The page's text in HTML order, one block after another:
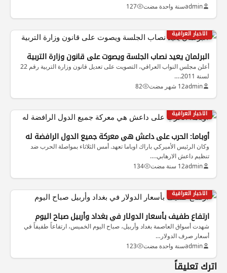
adminسنة واحدة مضت 127
الاخبار العراقية
البرلمان يعيد نصاب الجلسة ويصوت على قانون وزارة التربية
أعلن مجلس النواب العراقي، التصويت على تعديل قانون وزارة التربية رقم 22
لسنة 2011.…
admin12 شهر مضت 82
الاخبار العراقية
أوباما: الحرب على داعش هي معركة جميع الدول الرافضة له
وكان الرئيس الأميركي باراك اوباما تعهد. أمس الثلاثاء بمواصلة الحرب ضد
تنظيم داعش الارهابي.…
admin12 سنة مضت 134
الاخبار العراقية
ارتفاع طفيف بأسعار الدولار في بغداد وأربيل صباح اليوم
شهدت أسواق العاصمة بغداد وأربيل، صباح اليوم الخميس، ارتفاعاً طفيفاً في
أسعار صرف الدولار…
adminسنة واحدة مضت 123
اترك تعليقاً